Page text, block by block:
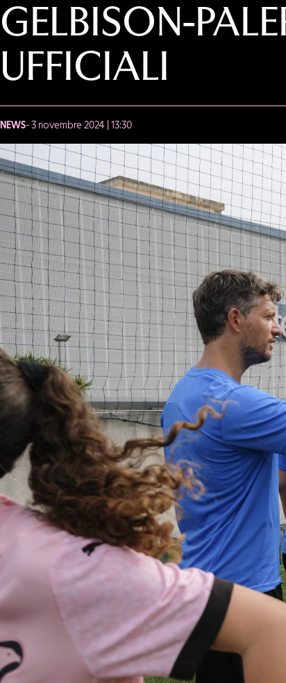
GELBISON-
UFFICIALI
NEWS- 3 novembre 2024 | 13:30